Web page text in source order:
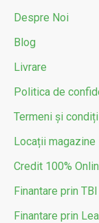
Despre Noi
Blog
Livrare
Politica de
Termeni și
Locații magazine
Credit 100%
Finantare prin
Finantare prin